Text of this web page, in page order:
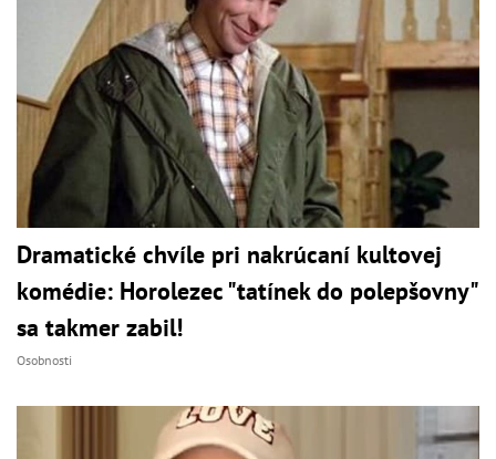
Dramatické chvíle pri nakrúcaní kultovej
komédie: Horolezec "tatínek do polepšovny"
sa takmer zabil!
Osobnosti